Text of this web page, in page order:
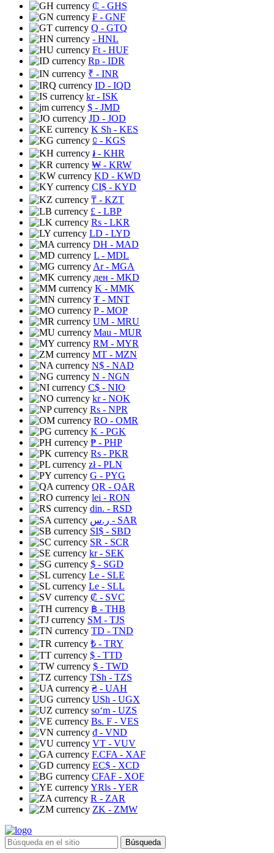
₵ - GHS
₣ - GNF
Q - GTQ
- HNL
Ft - HUF
Rp - IDR
₹ - INR
ID - IQD
kr- ISK
$ - JMD
JD - JOD
K Sh - KES
⃀ - KGS
៛ - KHR
₩ - KRW
KD - KWD
CI$ - KYD
₸ - KZT
£ - LBP
Rs - LKR
LD - LYD
DH - MAD
L - MDL
Ar- MGA
ден - MKD
K - MMK
₮ - MNT
P- MOP
UM - MRU
Mau - MUR
RM - MYR
MT - MZN
N$ - NAD
N - NGN
C$ - NIO
kr- NOK
Rs - NPR
RO - OMR
K - PGK
₱ - PHP
Rs - PKR
zł- PLN
G - PYG
QR - QAR
lei - RON
din. - RSD
ر.س - SAR
SI$ - SBD
SR - SCR
kr- SEK
$ - SGD
Le - SLE
Le - SLL
₡ - SVC
฿ - THB
ЅМ - TJS
TD - TND
₺ - TRY
$ - TTD
$ - TWD
TSh - TZS
₴ - UAH
USh - UGX
soʻm - UZS
Bs. F - VES
₫ - VND
VT - VUV
F.CFA - XAF
EC$ - XCD
CFAF - XOF
YRls - YER
R - ZAR
ZK - ZMW
Búsqueda